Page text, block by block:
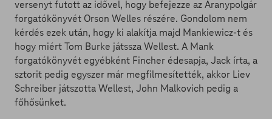
versenyt futott az idővel, hogy befejezze az Aranypolgár
forgatókönyvét Orson Welles részére. Gondolom nem
kérdés ezek után, hogy ki alakítja majd Mankiewicz-t és
hogy miért Tom Burke játssza Wellest. A Mank
forgatókönyvét egyébként Fincher édesapja, Jack írta, a
sztorit pedig egyszer már megfilmesítették, akkor Liev
Schreiber játszotta Wellest, John Malkovich pedig a
főhősünket.